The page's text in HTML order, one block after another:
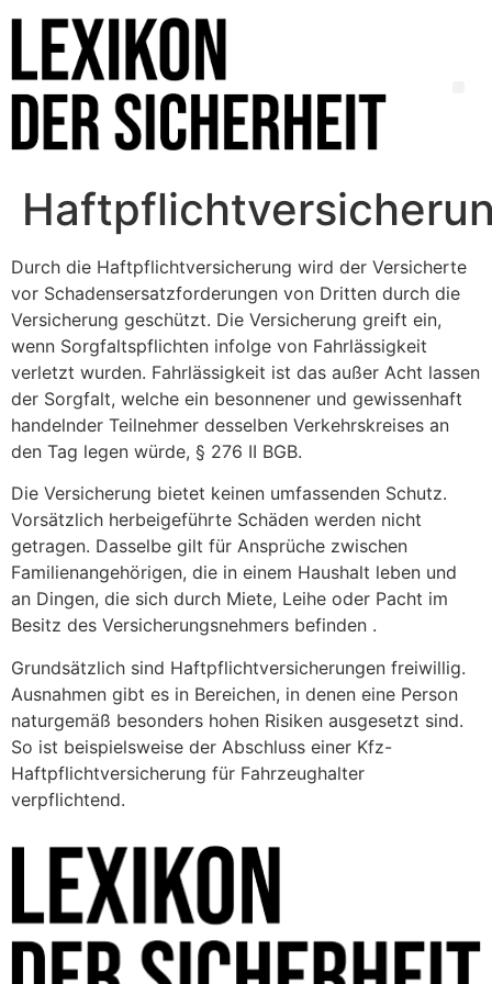
Durch die Haftpflichtversicherung wird der Versicherte
vor Schadensersatzforderungen von Dritten durch die
Versicherung geschützt. Die Versicherung greift ein,
wenn Sorgfaltspflichten infolge von Fahrlässigkeit
verletzt wurden. Fahrlässigkeit ist das außer Acht lassen
der Sorgfalt, welche ein besonnener und gewissenhaft
handelnder Teilnehmer desselben Verkehrskreises an
den Tag legen würde, § 276 II BGB.
Die Versicherung bietet keinen umfassenden Schutz.
Vorsätzlich herbeigeführte Schäden werden nicht
getragen. Dasselbe gilt für Ansprüche zwischen
Familienangehörigen, die in einem Haushalt leben und
an Dingen, die sich durch Miete, Leihe oder Pacht im
Besitz des Versicherungsnehmers befinden .
Grundsätzlich sind Haftpflichtversicherungen freiwillig.
Ausnahmen gibt es in Bereichen, in denen eine Person
naturgemäß besonders hohen Risiken ausgesetzt sind.
So ist beispielsweise der Abschluss einer Kfz-
Haftpflichtversicherung für Fahrzeughalter
verpflichtend.